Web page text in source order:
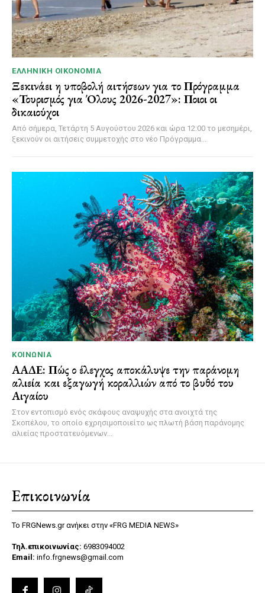
ΕΛΛΗΝΙΚΉ ΟΙΚΟΝΟΜΊΑ
Ξεκινάει η υποβολή αιτήσεων για το Πρόγραμμα
«Τουρισμός για Όλους 2026-2027»: Ποιοι οι
δικαιούχοι
Από σήμερα, Τετάρτη 5 Αυγούστου 2026 και ώρα 12:00 το μεσημέρι,
ξεκινούν οι αιτήσεις συμμετοχής στο νέο Πρόγραμμα...
ΚΟΙΝΩΝΊΑ
ΑΑΔΕ: Πώς ο έλεγχος αποκάλυψε την παράνομη
αλιεία και εξαγωγή κοραλλιών από το βυθό του
Αιγαίου
Στον εντοπισμό ενός σκάφους αναψυχής στα ανοιχτά της
Σκοπέλου, το οποίο εχρησιμοποιείτο ως πλωτή βάση παράνομης
αλιείας προστατευόμενων...
Επικοινωνία
Το FRGNews.gr ανήκει στην «FRG MEDIA NEWS»
Τηλ.επικοινωνίας: 6983094002
Email: info.frgnews@gmail.com